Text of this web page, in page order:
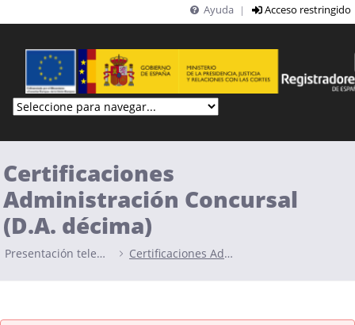
Ayuda | Acceso restringido
Certificaciones
Administración Concursal
(D.A. décima)
Presentación telemática Certificaciones Administración Concursal (D.A. décima)